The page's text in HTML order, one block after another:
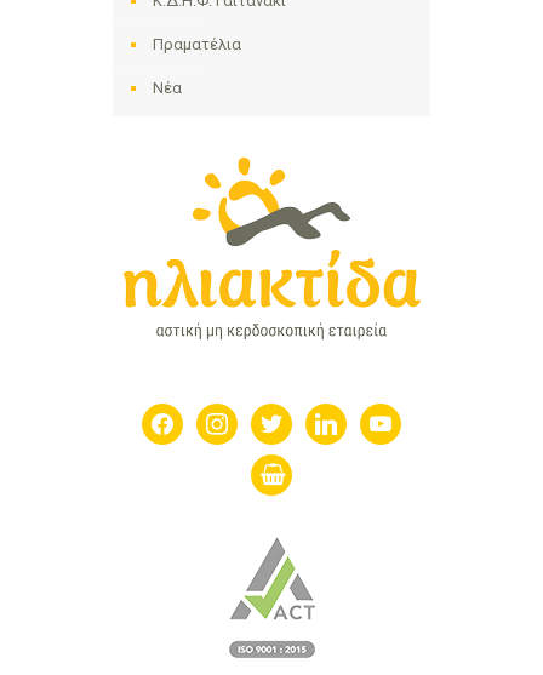
Πραματέλια
Νέα
facebookinstagramtwitter linkedin youtube
shopping-
basket